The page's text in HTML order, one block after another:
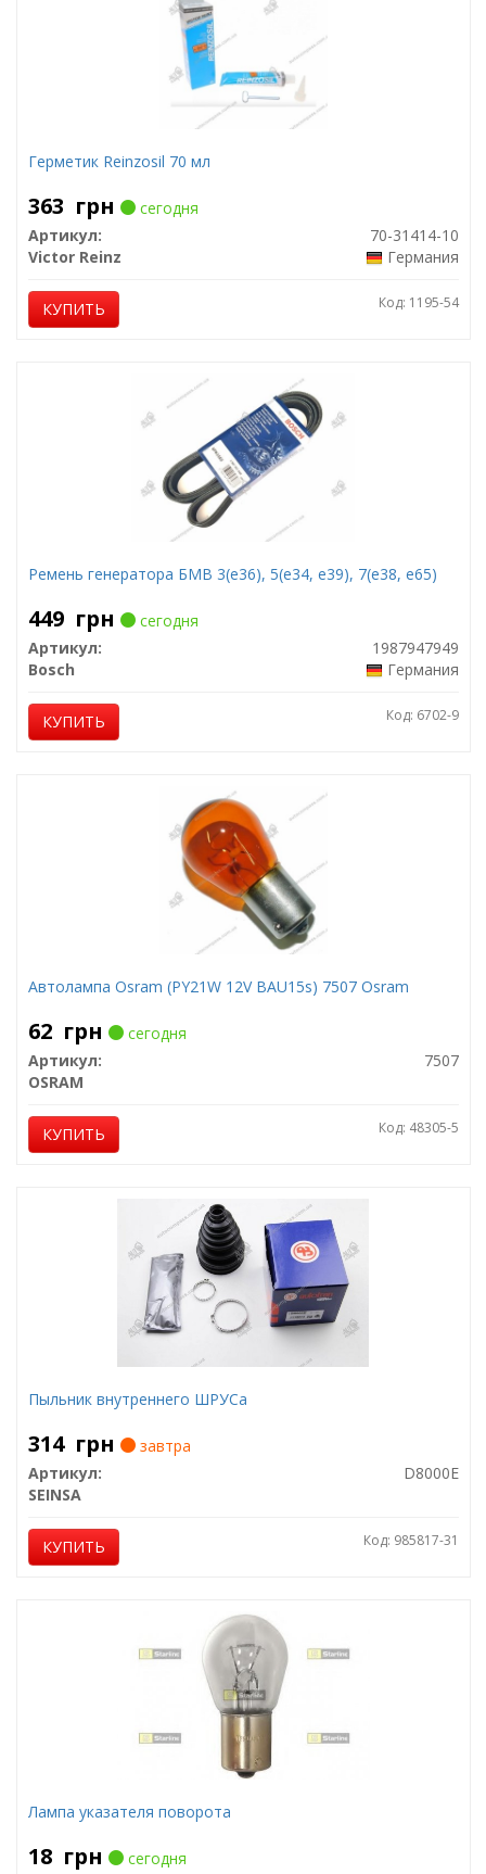
Герметик Reinzosil 70 мл
363 грн
сегодня
Артикул:
70-31414-10
Victor Reinz
Германия
КУПИТЬ Код: 1195-54
Ремень генератора БМВ 3(е36), 5(е34, е39), 7(е38, е65)
449 грн
сегодня
Артикул:
1987947949
Bosch
Германия
КУПИТЬ Код: 6702-9
Автолампа Osram (PY21W 12V BAU15s) 7507 Osram
62 грн
сегодня
Артикул:
7507
OSRAM
КУПИТЬ Код: 48305-5
Пыльник внутреннего ШРУСа
314 грн
завтра
Артикул:
D8000E
SEINSA
КУПИТЬ Код: 985817-31
Лампа указателя поворота
18 грн
сегодня